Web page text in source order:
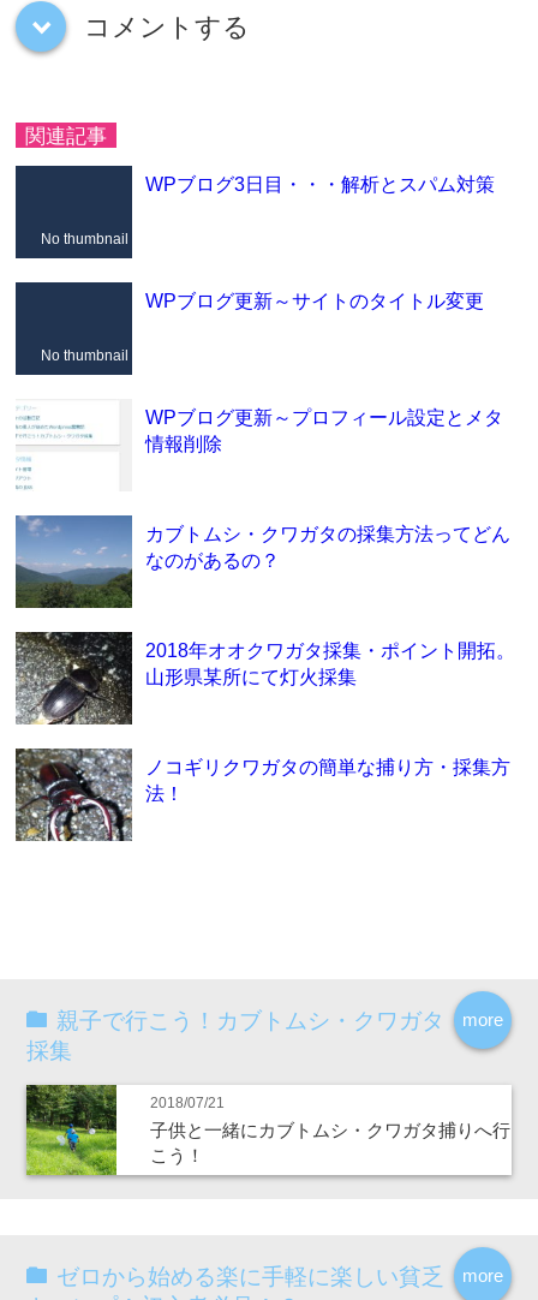
down コメントする
関連記事
No thumbnail
WPブログ3日目・・・解析とスパム対策
No thumbnail
WPブログ更新～サイトのタイトル変更
WPブログ更新～プロフィール設定とメタ
情報削除
カブトムシ・クワガタの採集方法ってどん
なのがあるの？
2018年オオクワガタ採集・ポイント開拓。
山形県某所にて灯火採集
ノコギリクワガタの簡単な捕り方・採集方
法！
more
親子で行こう！カブトムシ・クワガタ
採集
2018/07/21
子供と一緒にカブトムシ・クワガタ捕りへ行
こう！
more
ゼロから始める楽に手軽に楽しい貧乏